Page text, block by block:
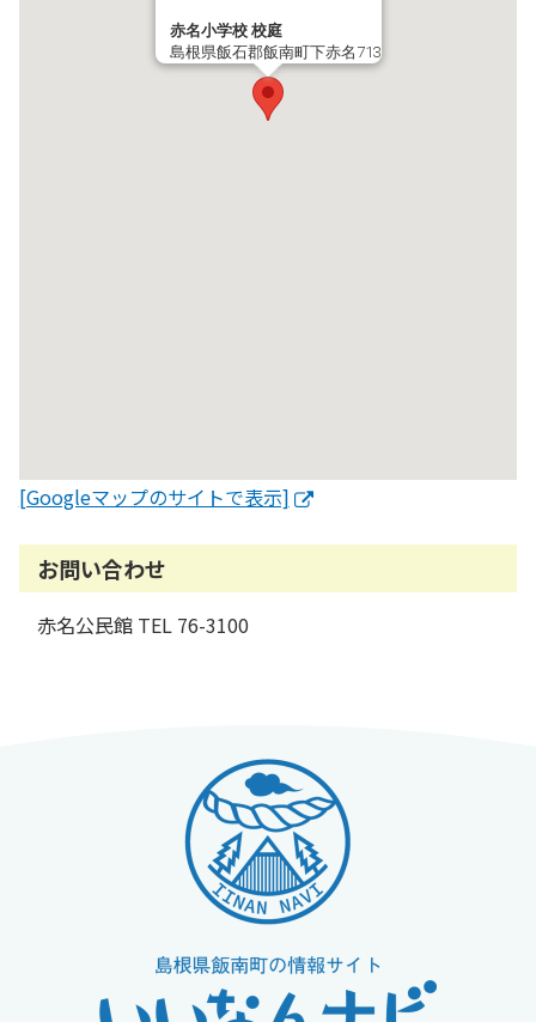
赤名小学校 校庭
島根県飯石郡飯南町下赤名713
[Googleマップのサイトで表示]
お問い合わせ
赤名公民館 TEL 76-3100